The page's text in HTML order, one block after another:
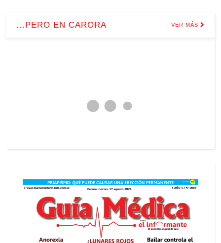
...PERO EN CARORA VER MÁS